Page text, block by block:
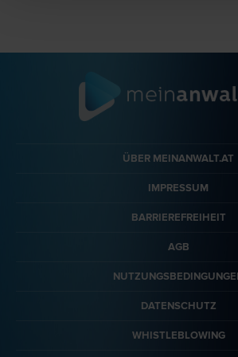
ÜBER MEINANWALT.AT
IMPRESSUM
BARRIEREFREIHEIT
AGB
DATENSCHUTZ
WHISTLEBLOWING